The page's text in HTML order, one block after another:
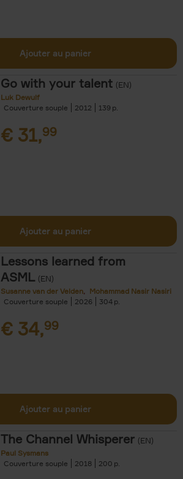
Ajouter au panier
Go with your talent (EN)
Luk Dewulf
Couverture souple
2012 139
€ 31,99
Ajouter au panier
Lessons learned from
ASML (EN)
Susanne van der Velden
Mohammad Nasir Nasiri
Couverture souple
2026 304
€ 34,99
Ajouter au panier
The Channel Whisperer (EN)
Paul Sysmans
Couverture souple
2018 200